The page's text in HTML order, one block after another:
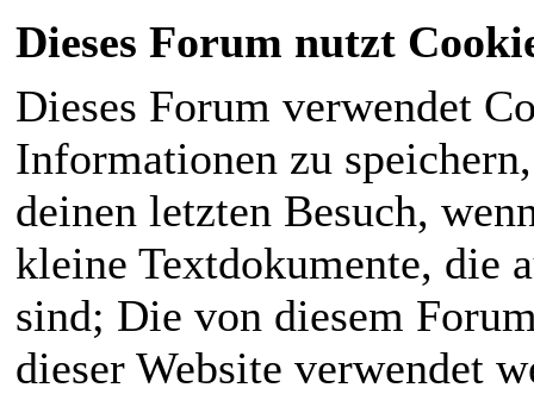
Dieses Forum nutzt
Dieses Forum verwendet
Informationen zu
deinen letzten Besuch,
kleine Textdokumente, die
sind; Die von diesem
dieser Website verwendet